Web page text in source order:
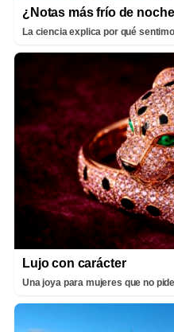
¿Notas más frío de
La ciencia explica por qué
Lujo con carácter
Una joya para mujeres que no